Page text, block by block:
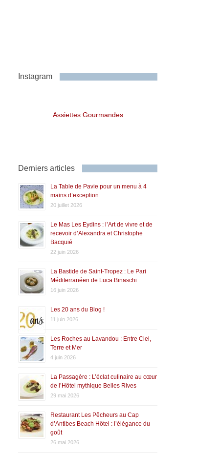
Instagram
Assiettes Gourmandes
Derniers articles
La Table de Pavie pour un menu à 4
mains d’exception
20 juillet 2026
Le Mas Les Eydins : l’Art de vivre et de
recevoir d’Alexandra et Christophe
Bacquié
22 juin 2026
La Bastide de Saint-Tropez : Le Pari
Méditerranéen de Luca Binaschi
16 juin 2026
Les 20 ans du Blog !
11 juin 2026
Les Roches au Lavandou : Entre Ciel,
Terre et Mer
4 juin 2026
La Passagère : L’éclat culinaire au cœur
de l’Hôtel mythique Belles Rives
29 mai 2026
Restaurant Les Pêcheurs au Cap
d’Antibes Beach Hôtel : l’élégance du
goût
26 mai 2026